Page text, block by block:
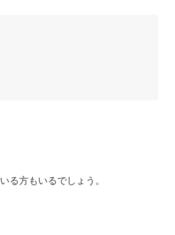
方もいるでしょう。